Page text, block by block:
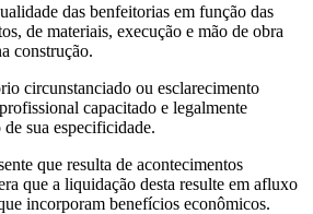
das benfeitorias em função das
de materiais, execução e mão de obra
construção.
circunstanciado ou esclarecimento
capacitado e legalmente
sua especificidade.
que resulta de acontecimentos
que a liquidação desta resulte em afluxo
incorporam benefícios econômicos.